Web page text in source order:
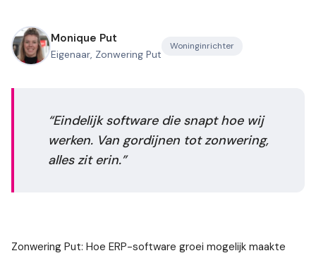
Monique Put
Eigenaar, Zonwering Put
Woninginrichter
Eindelijk software die snapt hoe wij
werken. Van gordijnen tot zonwering,
alles zit erin.
Zonwering Put: Hoe ERP-software groei mogelijk maakte